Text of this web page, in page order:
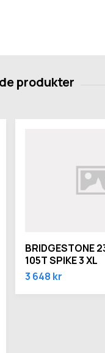
BRIDGESTONE
105T SPIKE 3 XL
3 648 kr